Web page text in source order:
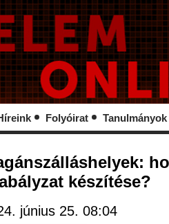
Folyóirat Tanulmányok
készítése?
június 25. 08:04